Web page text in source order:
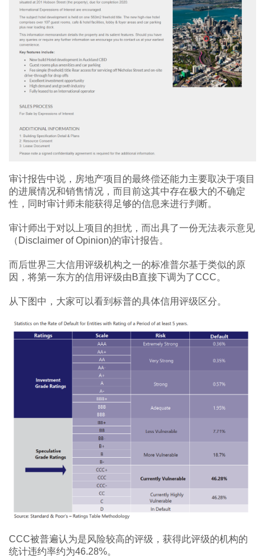
审计报告中说，房地产项目的最终偿还能力主要取决于项目
的进展情况和销售情况，而目前这其中存在极大的不确定
性，同时审计师未能获得足够的信息来进行判断。
审计师出于对以上项目的担忧，而出具了一份无法表示意见
（Disclaimer of Opinion)的审计报告。
而后世界三大信用评级机构之一的标准普尔基于类似的原
因，将第一东方的信用评级由B直接下调为了CCC。
从下图中，大家可以看到标普的具体信用评级区分。
CCC被普遍认为是风险较高的评级，获得此评级的机构的
统计违约率约为46.28%。